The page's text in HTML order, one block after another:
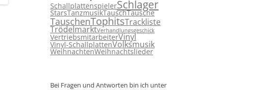
SchallplattenspielerSchlager
StarsTanzmusikTauschTausche
TauschenTophitsTrackliste
TrödelmarktVerhandlungsgeschick
VertriebsmitarbeiterVinyl
Vinyl-SchallplattenVolksmusik
WeihnachtenWeihnachtslieder
Bei Fragen und Antworten bin ich unter